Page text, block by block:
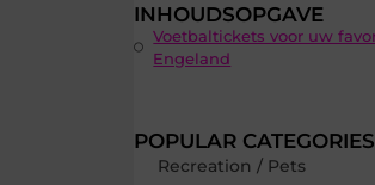
INHOUDSOPGAVE
Voetbaltickets voor uw
Engeland
POPULAR CATEGORIES
Recreation / Pets